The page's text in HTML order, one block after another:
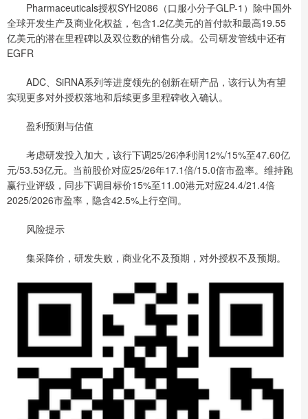
Pharmaceuticals授权SYH2086（口服小分子GLP-1）除中国外
全球开发生产及商业化权益，包含1.2亿美元的首付款和最高19.55
亿美元的潜在里程碑以及双位数的销售分成。公司研发管线中还有
EGFR
ADC、SiRNA系列等进度领先的创新在研产品，该行认为有望
实现更多对外授权落地和后续更多里程碑收入确认。
盈利预测与估值
考虑研发投入加大，该行下调25/26净利润12%/15%至47.60亿
元/53.53亿元。当前股价对应25/26年17.1倍/15.0倍市盈率。维持跑
赢行业评级，同步下调目标价15%至11.00港元对应24.4/21.4倍
2025/2026市盈率，隐含42.5%上行空间。
风险提示
集采降价，研发失败，商业化不及预期，对外授权不及预期。